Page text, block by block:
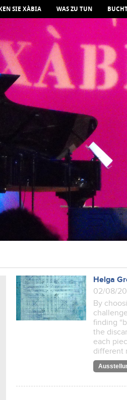
SIE XÀBIA WAS ZU TUN
Helga
02/08/
By
finding
the
each
different